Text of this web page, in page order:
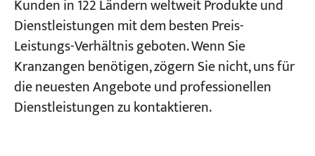
Kunden in 122 Ländern weltweit Produkte und
Dienstleistungen mit dem besten Preis-
Leistungs-Verhältnis geboten. Wenn Sie
Kranzangen benötigen, zögern Sie nicht, uns für
die neuesten Angebote und professionellen
Dienstleistungen zu kontaktieren.